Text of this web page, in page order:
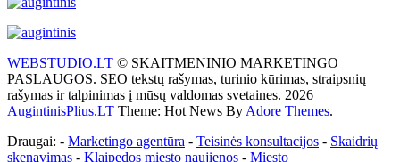
WEBSTUDIO.LT © SKAITMENINIO MARKETINGO
PASLAUGOS. SEO tekstų rašymas, turinio kūrimas, straipsnių
rašymas ir talpinimas į mūsų valdomas svetaines. 2026
AugintinisPlius.LT Theme: Hot News By Adore Themes.
Draugai: - Marketingo agentūra - Teisinės konsultacijos - Skaidrių
skenavimas - Klaipedos miesto naujienos - Miesto